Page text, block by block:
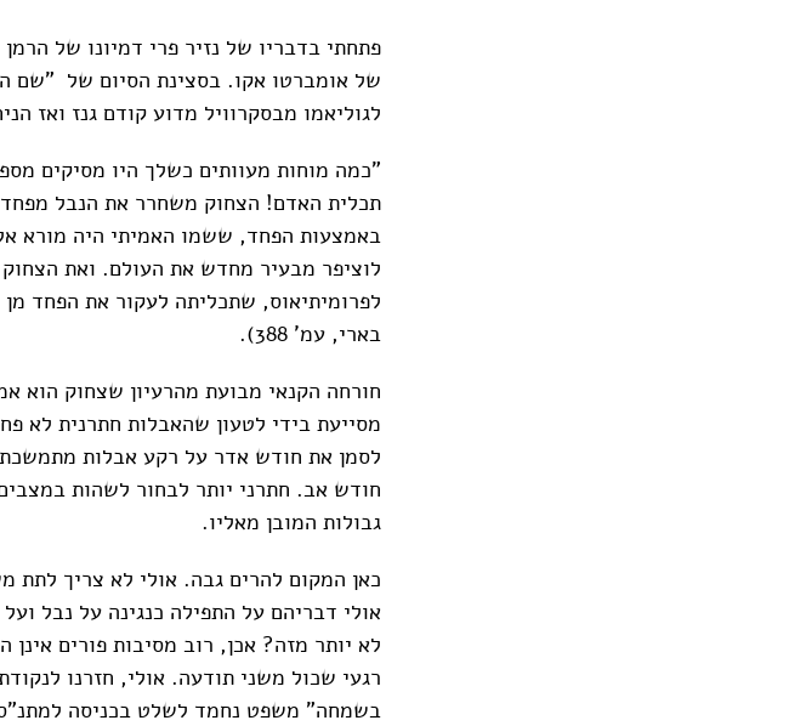
פתחתי בדבריו של נזיר פרי דמיונו של
של אומברטו אקו. בסצינת הסיום של "שם
לגוליאמו מבסקרוויל מדוע קודם גנז ואז
"כמה מוחות מעוותים כשלך היו מסיקים
תכלית האדם! הצחוק משחרר את הנבל מפחד
באמצעות הפחד, ששמו האמיתי היה מורא
לוציפר מבעיר מחדש את העולם. ואת
לפרומיתיאוס, שתכליתה לעקור את הפחד
בארי, עמ' 388).
חורחה הקנאי מבועת מהרעיון שצחוק הוא
מסייעת בידי לטעון שהאבלות חתרנית לא
לסמן את חודש אדר על רקע אבלות
חודש אב. חתרני יותר לבחור לשהות
גבולות המובן מאליו.
כאן המקום להרים גבה. אולי לא צריך לתת
אולי דבריהם על התפילה כנגינה על נבל
לא יותר מזה? אכן, רוב מסיבות פורים
רגעי שכול משני תודעה. אולי, חזרנו
בשמחה" משפט נחמד לשלט בכניסה